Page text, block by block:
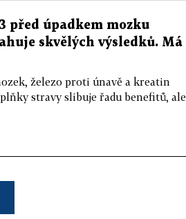
před úpadkem mozku
skvělých výsledků. Má
železo proti únavě a kreatin
stravy slibuje řadu benefitů, ale